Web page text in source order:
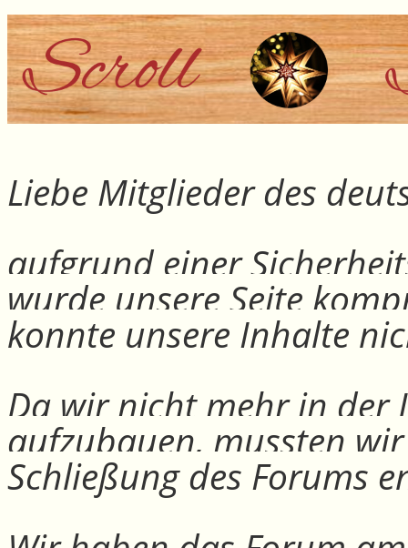
Liebe Mitglieder des
aufgrund einer
wurde unsere Seite
konnte unsere Inhalte
Da wir nicht mehr in der
aufzubauen, mussten
Schließung des Forums